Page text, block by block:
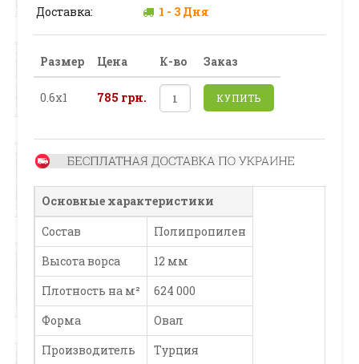
Доставка:
1 - 3 Дня
Размер Цена К-во Заказ
0.6х1 785 грн. КУПИТЬ
Основные характеристики
Состав
Полипропилен
Высота ворса
12 мм
Плотность на м²
624 000
Форма
Овал
Производитель
Турция